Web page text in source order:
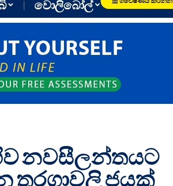
වොලිබෝල්
නවසීලන්තයට
තරගාවලි ජයක්